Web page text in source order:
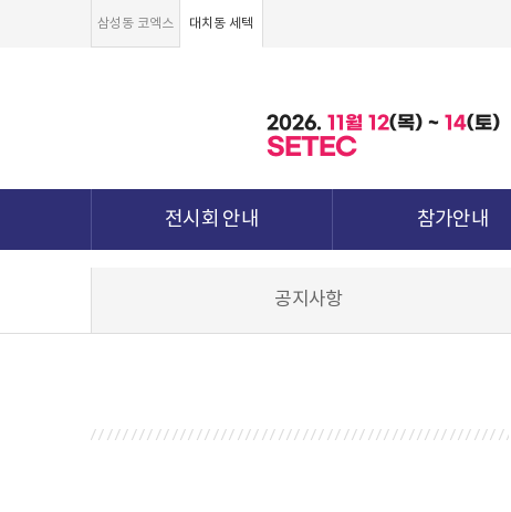
삼성동 코엑스 대치동 세텍
2026. 11월 12(목) ~ 14(토)
SETEC
전시회 안내 참가안내
공지사항